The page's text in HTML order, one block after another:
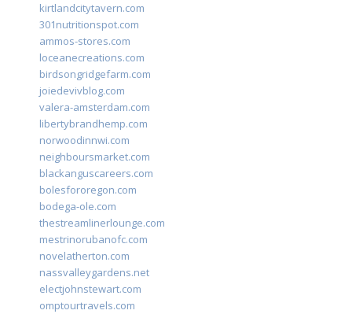
kirtlandcitytavern.com
301nutritionspot.com
ammos-stores.com
loceanecreations.com
birdsongridgefarm.com
joiedevivblog.com
valera-amsterdam.com
libertybrandhemp.com
norwoodinnwi.com
neighboursmarket.com
blackanguscareers.com
bolesfororegon.com
bodega-ole.com
thestreamlinerlounge.com
mestrinorubanofc.com
novelatherton.com
nassvalleygardens.net
electjohnstewart.com
omptourtravels.com